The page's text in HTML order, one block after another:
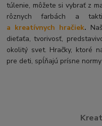
túlenie, môžete si vybrať z
rôznych farbách a
a kreatívnych hračiek.
dieťaťa, tvorivosť,
okolitý svet. Hračky, ktoré
pre deti, spĺňajú prísne